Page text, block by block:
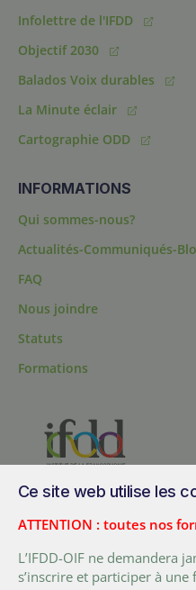
Infolettre de l'IFDD
Objectif 2030
Balados Voix durables
La Minute éclair
Cartographie ODD
INFORMATIONS
Qui sommes-nous?
Actualités-Communiqués-
FAQ
Nous joindre
Statuts
Formations
Canada
Tél. :+ (1) 418 692 5727
Fax :+ (1) 418 692 5644
Ce site web utilise les
ATTENTION : toutes nos
L’IFDD-OIF ne demandera
s’inscrire et participer à